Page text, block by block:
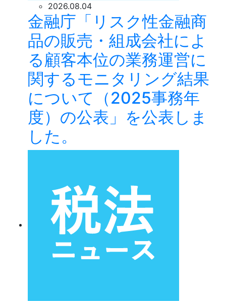
2026.08.04
金融庁「リスク性金融商
品の販売・組成会社によ
る顧客本位の業務運営に
関するモニタリング結果
について（2025事務年
度）の公表」を公表しま
した。